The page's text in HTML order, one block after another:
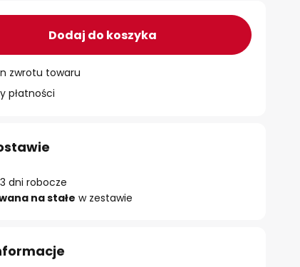
Dodaj do koszyka
zwrotu towaru
płatności
dni robocze
na stałe w zestawie